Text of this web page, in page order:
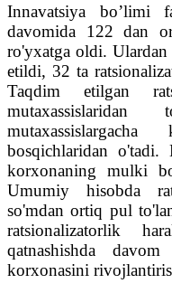
Innavatsiya bo’limi
davomida 122 dan
ro'yxatga oldi.
etildi, 32 ta
Taqdim etilgan
bosqichlaridan
korxonaning mulki
Umumiy hisobda
so'mdan ortiq pul
ratsionalizatorlik
qatnashishda
korxonasini